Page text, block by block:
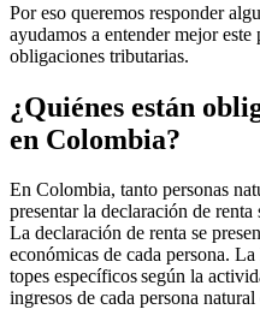
Por eso queremos responder
ayudamos a entender mejor
obligaciones tributarias.
¿Quiénes están
en Colombia?
En Colombia, tanto personas
presentar la declaración de
La declaración de renta se
económicas de cada persona.
topes específicos según la
ingresos de cada persona